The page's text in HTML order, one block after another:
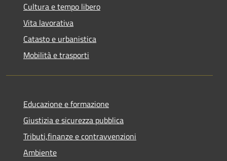
Cultura e tempo libero
Vita lavorativa
Catasto e urbanistica
Mobilità e trasporti
Educazione e formazione
Giustizia e sicurezza pubblica
Tributi,finanze e contravvenzioni
Ambiente